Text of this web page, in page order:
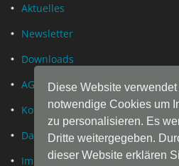
Diese Website
notwendige Cookies um
zu personalisieren. Es
Dritte weitergegeben.
dieser Website erklären
Aktuelles
Newsletter
Downloads
AGB
Kontakt
Datenschutz
Impressum